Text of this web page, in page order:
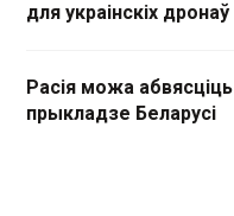
для украінскіх дронаў
Расія можа
прыкладзе Беларусі